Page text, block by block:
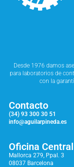
Desde 1976 damos
para laboratorios de
con la
Contacto
(34) 93 300 30 51
info@aguilarpineda.es
Oficina Central
Mallorca 279, Ppal. 3
08037 Barcelona